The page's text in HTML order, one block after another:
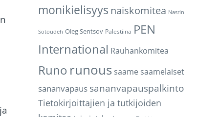
monikielisyys naiskomitea Nasrin
Sotoudeh Oleg Sentsov Palestiina PEN
International Rauhankomitea
Runo runous saame saamelaiset
sananvapaus sananvapauspalkinto
Tietokirjoittajien ja tutkijoiden